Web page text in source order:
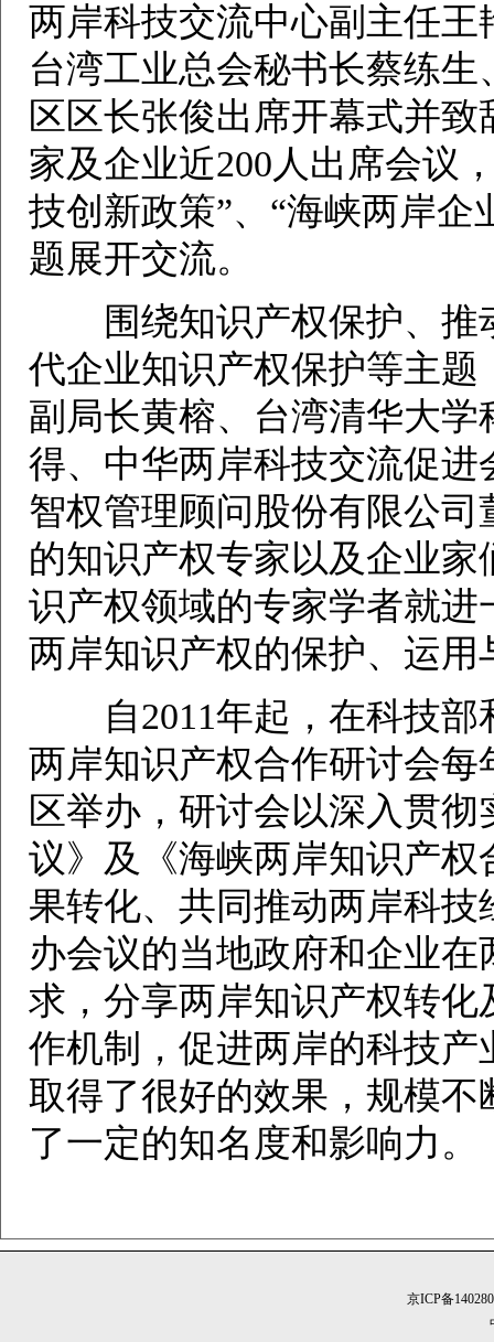
两岸科技交流中心副主任
台湾工业总会秘书长蔡练
区区长张俊出席开幕式并
家及企业近200人出席会议
技创新政策”、“海峡两岸
题展开交流。
围绕知识产权保护、推
代企业知识产权保护等主
副局长黄榕、台湾清华大
得、中华两岸科技交流促
智权管理顾问股份有限公
的知识产权专家以及企业
识产权领域的专家学者就
两岸知识产权的保护、运
自2011年起，在科技部
两岸知识产权合作研讨会
区举办，研讨会以深入贯
议》及《海峡两岸知识产
果转化、共同推动两岸科
办会议的当地政府和企业
求，分享两岸知识产权转
作机制，促进两岸的科技
取得了很好的效果，规模
了一定的知名度和影响力。
京ICP备